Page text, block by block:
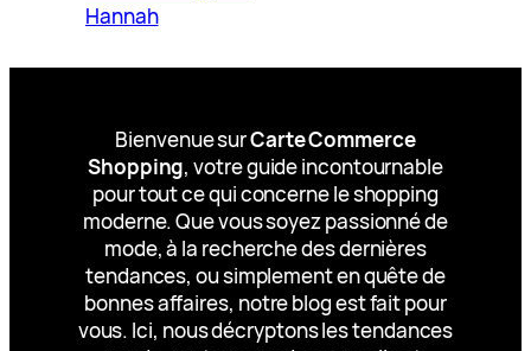
Hannah
Bienvenue surCarte Commerce
Shopping, votre guide incontournable
pour tout ce qui concerne le shopping
moderne. Que vous soyez passionné de
mode, à la recherche des dernières
tendances, ou simplement en quête de
bonnes affaires, notre blog est fait pour
vous. Ici, nous décryptons les tendances